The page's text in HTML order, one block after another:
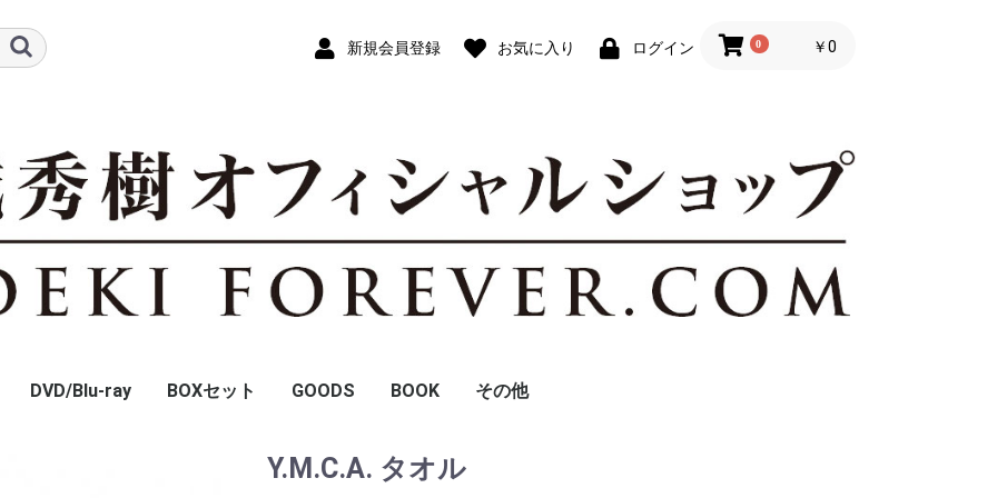
新規会員登録 お気に入り ログイン 0 ￥0
DVD/Blu-ray BOXセット GOODS BOOK その他
Y.M.C.A. タオル